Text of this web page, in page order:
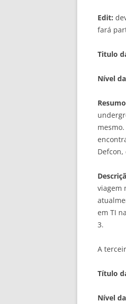
Edit:
fará
Titulo
Nível
viagem
em TI
3.
A
Título
Nível